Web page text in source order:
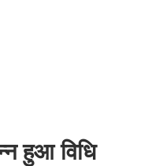
हुआ विधि